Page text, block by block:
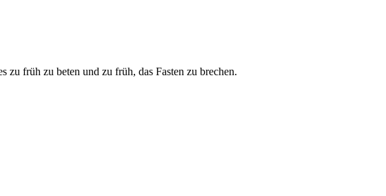
zu früh zu beten und zu früh, das Fasten zu brechen.